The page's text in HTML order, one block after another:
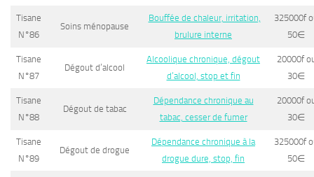
Tisane
N°86
Soins ménopause
Bouffée de chaleur, irritation,
brulure interne
325000f
50∈
Tisane
N°87
Dégout d’alcool
Alcoolique chronique, dégout
d’alcool, stop et fin
20000f
30∈
Tisane
N°88
Dégout de tabac
Dépendance chronique au
tabac, cesser de fumer
20000f
30∈
Tisane
N°89
Dégout de drogue
Dépendance chronique à la
drogue dure, stop, fin
325000f
50∈